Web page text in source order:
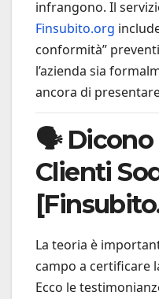
infrangono. Il
Finsubito.org
conformità”
l’azienda sia
ancora di
🗣️ Dicono
Clienti
La teoria è
campo a certificare
Ecco le